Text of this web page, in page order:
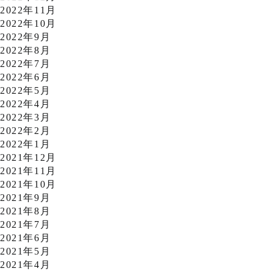
2022年11月
2022年10月
2022年9月
2022年8月
2022年7月
2022年6月
2022年5月
2022年4月
2022年3月
2022年2月
2022年1月
2021年12月
2021年11月
2021年10月
2021年9月
2021年8月
2021年7月
2021年6月
2021年5月
2021年4月